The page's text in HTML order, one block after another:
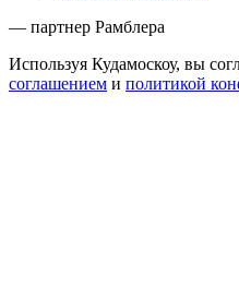
— партнер Рамблера
Используя Кудамоскоу, вы
соглашением и политикой